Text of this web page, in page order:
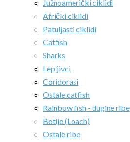
Južnoamerički ciklidi
Afrički ciklidi
Patuljasti ciklidi
Catfish
Sharks
Lepljivci
Coridorasi
Ostale catfish
Rainbow fish - dugine ribe
Botije (Loach)
Ostale ribe